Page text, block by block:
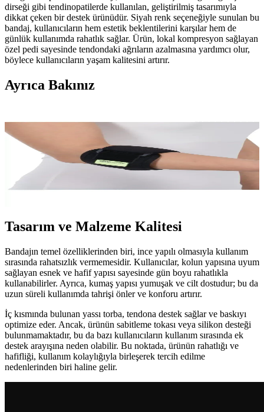
dirseği gibi tendinopatilerde kullanılan, geliştirilmiş tasarımıyla
dikkat çeken bir destek ürünüdür. Siyah renk seçeneğiyle sunulan bu
bandaj, kullanıcıların hem estetik beklentilerini karşılar hem de
günlük kullanımda rahatlık sağlar. Ürün, lokal kompresyon sağlayan
özel pedi sayesinde tendondaki ağrıların azalmasına yardımcı olur,
böylece kullanıcıların yaşam kalitesini artırır.
Ayrıca Bakınız
Wingmed Epikondilit Bandajı Silikon Destekli
W202 Dirsek Ağrılarını Hafifletir ve Günlük
Kullanımı Kolaylaştırır
Wingmed Epikondilit Bandajı, tendinopatilerde lokal kompresyon
sağlayarak ağrıları azaltır, rahat ve hafif tasarımıyla gün boyu konfor
sunar. Spor ve günlük yaşamda ideal destek sağlar.
Tasarım ve Malzeme Kalitesi
Bandajın temel özelliklerinden biri, ince yapılı olmasıyla kullanım
sırasında rahatsızlık vermemesidir. Kullanıcılar, kolun yapısına uyum
sağlayan esnek ve hafif yapısı sayesinde gün boyu rahatlıkla
kullanabilirler. Ayrıca, kumaş yapısı yumuşak ve cilt dostudur; bu da
uzun süreli kullanımda tahrişi önler ve konforu artırır.
İç kısmında bulunan yassı torba, tendona destek sağlar ve baskıyı
optimize eder. Ancak, ürünün sabitleme tokası veya silikon desteği
bulunmamaktadır, bu da bazı kullanıcıların kullanım sırasında ek
destek arayışına neden olabilir. Bu noktada, ürünün rahatlığı ve
hafifliği, kullanım kolaylığıyla birleşerek tercih edilme
nedenlerinden biri haline gelir.